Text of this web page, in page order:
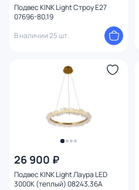
Подвес KINK Light Строу E27
07696-80,19
В наличии 25 шт.
26 900 ₽
Подвес KINK Light Лаура LED
3000К (теплый) 08243,36A